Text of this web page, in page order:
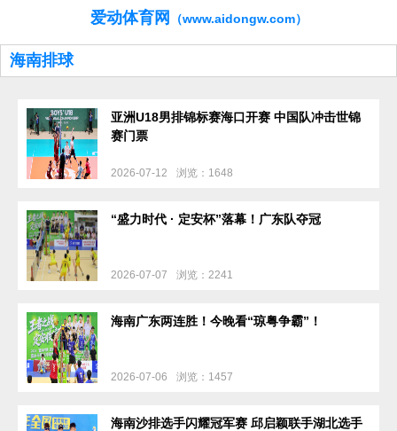
爱动体育网 （www.aidongw.com）
海南排球
亚洲U18男排锦标赛海口开赛 中国队冲击世锦
赛门票
2026-07-12 浏览：1648
“盛力时代 · 定安杯”落幕！广东队夺冠
2026-07-07 浏览：2241
海南广东两连胜！今晚看“琼粤争霸”！
2026-07-06 浏览：1457
海南沙排选手闪耀冠军赛 邱启颖联手湖北选手